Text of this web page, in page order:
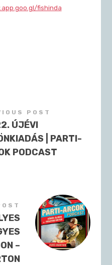
fishinda
POST
ÚJÉVI
| PARTI-
PODCAST
–